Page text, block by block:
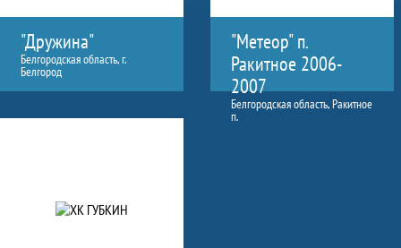
"Дружина"
Белгородская область, г.
Белгород
"Метеор" п.
Ракитное 2006-
2007
Белгородская область, Ракитное
п.